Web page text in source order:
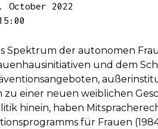
October 2022
Spektrum der autonomen
und dem
zu einer neuen weiblichen
hinein, haben
für Frauen